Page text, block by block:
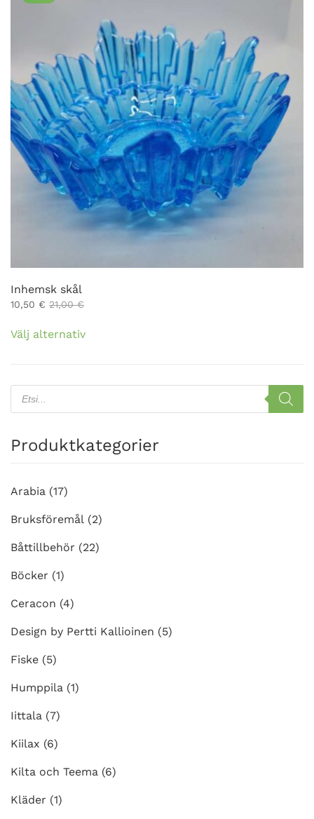
Inhemsk skål
10,50 € 21,00€
Välj alternativhär
flera
olika
alternativen
produktsidan
Products
search
Produktkategorier
Arabia (17)
Bruksföremål (2)
Båttillbehör (22)
Böcker (1)
Ceracon (4)
Design by Pertti Kallioinen (5)
Fiske (5)
Humppila (1)
Iittala (7)
Kiilax (6)
Kilta och Teema (6)
Kläder (1)